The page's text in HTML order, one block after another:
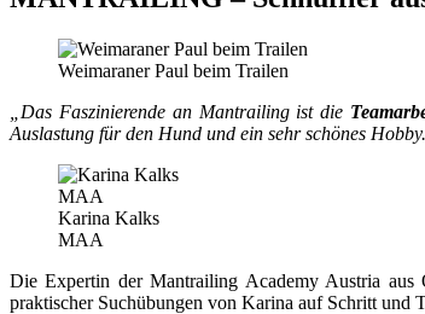
Weimaraner Paul beim Trailen
„Das Faszinierende an Mantrailing ist die
Auslastung für den Hund und ein sehr schönes
Karina Kalks
MAA
Die Expertin der Mantrailing Academy Austria aus
praktischer Suchübungen von Karina auf Schritt und